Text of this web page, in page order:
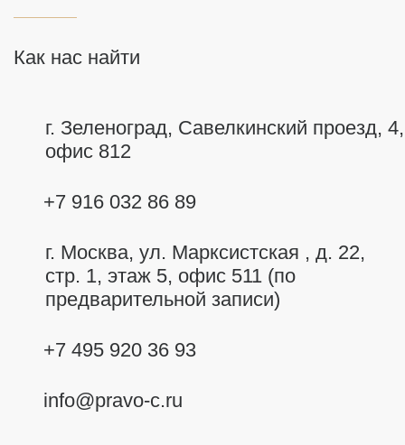
Как нас найти
г. Зеленоград, Савелкинский проезд, 4,
офис 812
+7 916 032 86 89
г. Москва, ул. Марксистская , д. 22,
стр. 1, этаж 5, офис 511 (по
предварительной записи)
+7 495 920 36 93
info@pravo-c.ru